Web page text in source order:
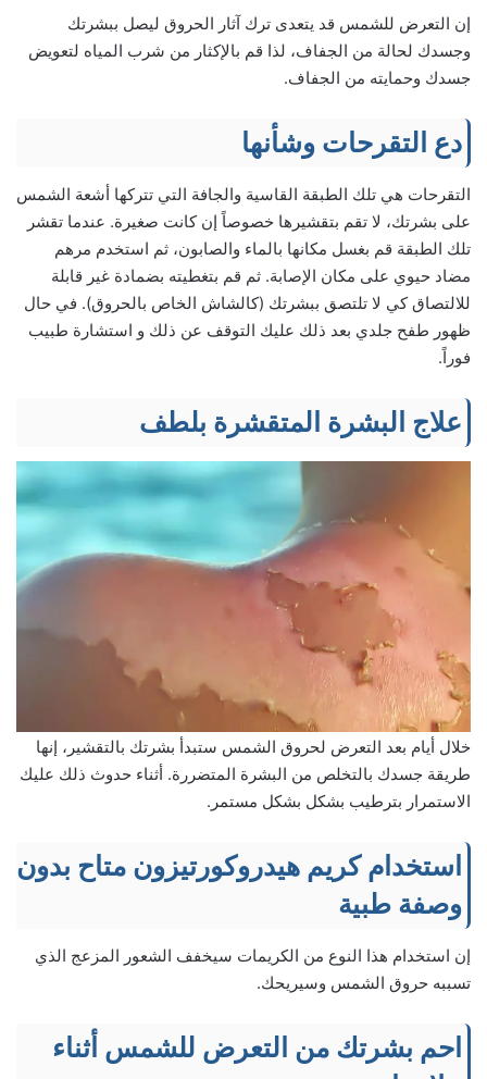
إن التعرض للشمس قد يتعدى ترك آثار الحروق ليصل ببشرتك
وجسدك لحالة من الجفاف، لذا قم بالإكثار من شرب المياه لتعويض
جسدك وحمايته من الجفاف.
دع التقرحات وشأنها
التقرحات هي تلك الطبقة القاسية والجافة التي تتركها أشعة الشمس
على بشرتك، لا تقم بتقشيرها خصوصاً إن كانت صغيرة. عندما تقشر
تلك الطبقة قم بغسل مكانها بالماء والصابون، ثم استخدم مرهم
مضاد حيوي على مكان الإصابة. ثم قم بتغطيته بضمادة غير قابلة
للالتصاق كي لا تلتصق ببشرتك (كالشاش الخاص بالحروق). في حال
ظهور طفح جلدي بعد ذلك عليك التوقف عن ذلك و استشارة طبيب
فوراً.
علاج البشرة المتقشرة بلطف
خلال أيام بعد التعرض لحروق الشمس ستبدأ بشرتك بالتقشير، إنها
طريقة جسدك بالتخلص من البشرة المتضررة. أثناء حدوث ذلك عليك
الاستمرار بترطيب بشكل بشكل مستمر.
استخدام كريم هيدروكورتيزون متاح بدون
وصفة طبية
إن استخدام هذا النوع من الكريمات سيخفف الشعور المزعج الذي
تسببه حروق الشمس وسيريحك.
احم بشرتك من التعرض للشمس أثناء